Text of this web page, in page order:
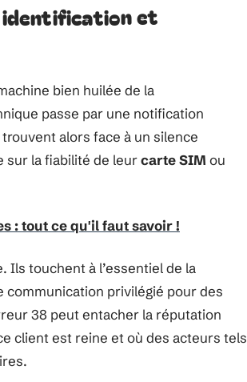
identification et
bien huilée de la
passe par une notification
alors face à un silence
sur la fiabilité de leurcarte SIM ou
: tout ce qu'il faut savoir !
Ils touchent à l’essentiel de la
communication privilégié pour des
38 peut entacher la réputation
client est reine et où des acteurs tels